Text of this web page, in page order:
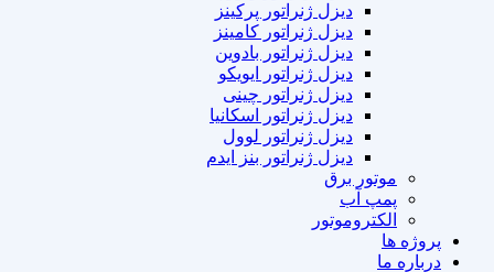
دیزل ژنراتور پرکینز
دیزل ژنراتور کامینز
دیزل ژنراتور بادوین
دیزل ژنراتور ایویکو
دیزل ژنراتور چینی
دیزل ژنراتور اسکانیا
دیزل ژنراتور لوول
دیزل ژنراتور بنز ایدم
موتور برق
پمپ آب
الکتروموتور
پروژه ها
درباره ما